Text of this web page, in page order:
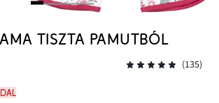
TISZTA PAMUTBÓL
(135)